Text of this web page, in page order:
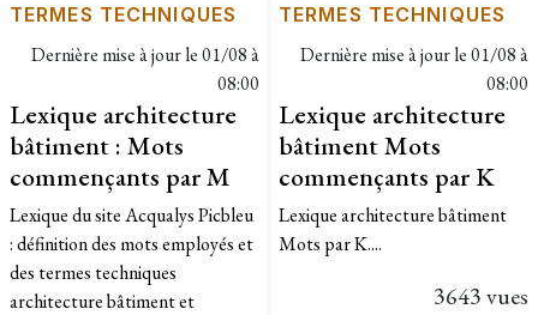
TERMES TECHNIQUES
Dernière mise à jour le01/08 à
08:00
Lexique architecture
bâtiment : Mots
commençants par M
Lexique du site Acqualys Picbleu
: définition des mots employés et
des termes techniques
architecture bâtiment et
TERMES TECHNIQUES
Dernière mise à jour le01/08 à
08:00
Lexique architecture
bâtiment Mots
commençants par K
Lexique architecture bâtiment
Mots par K....
3643 vues